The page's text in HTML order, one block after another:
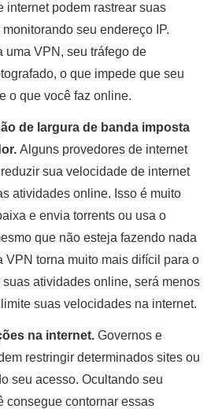
internet podem rastrear suas
seu endereço IP.
uma VPN, seu tráfego de
o que impede que seu
o que você faz online.
de largura de banda imposta
Alguns provedores de internet
sua velocidade de internet
atividades online. Isso é muito
e envia torrents ou usa o
que não esteja fazendo nada
VPN torna muito mais difícil para o
suas atividades online, será menos
suas velocidades na internet.
na internet. Governos e
restringir determinados sites ou
seu acesso. Ocultando seu
consegue contornar essas